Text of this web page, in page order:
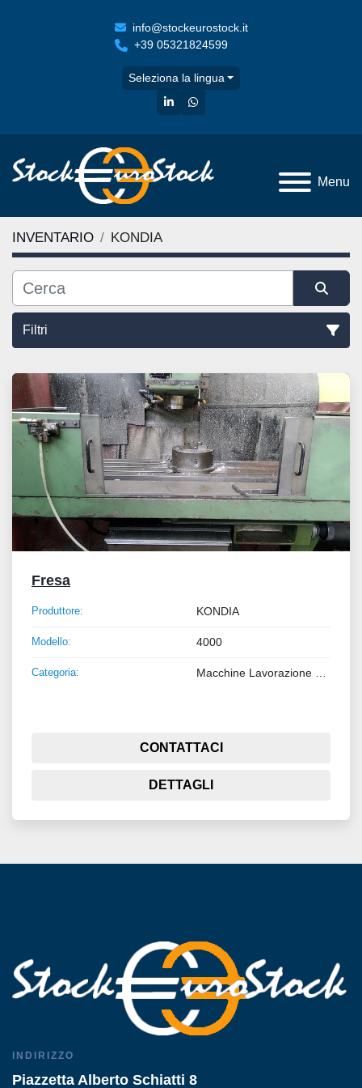
info@stockeurostock.it
+39 05321824599
Seleziona la lingua
linkedinwhatsapp
Menu
INVENTARIO KONDIA
Filtri
Tutte le categorie
Ordina per
Fresa
Produttore: KONDIA
Modello: 4000
Categoria:
CONTATTACI
DETTAGLI
INDIRIZZO
Piazzetta Alberto Schiatti 8